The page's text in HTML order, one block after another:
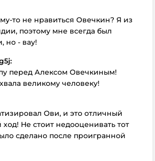
то не нравиться Овечкин? Я из
поэтому мне всегда был
но - вау!
перед Алексом Овечкиным!
великому человеку!
Ови, и это отличный
Не стоит недооценивать тот
сделано после проигранной